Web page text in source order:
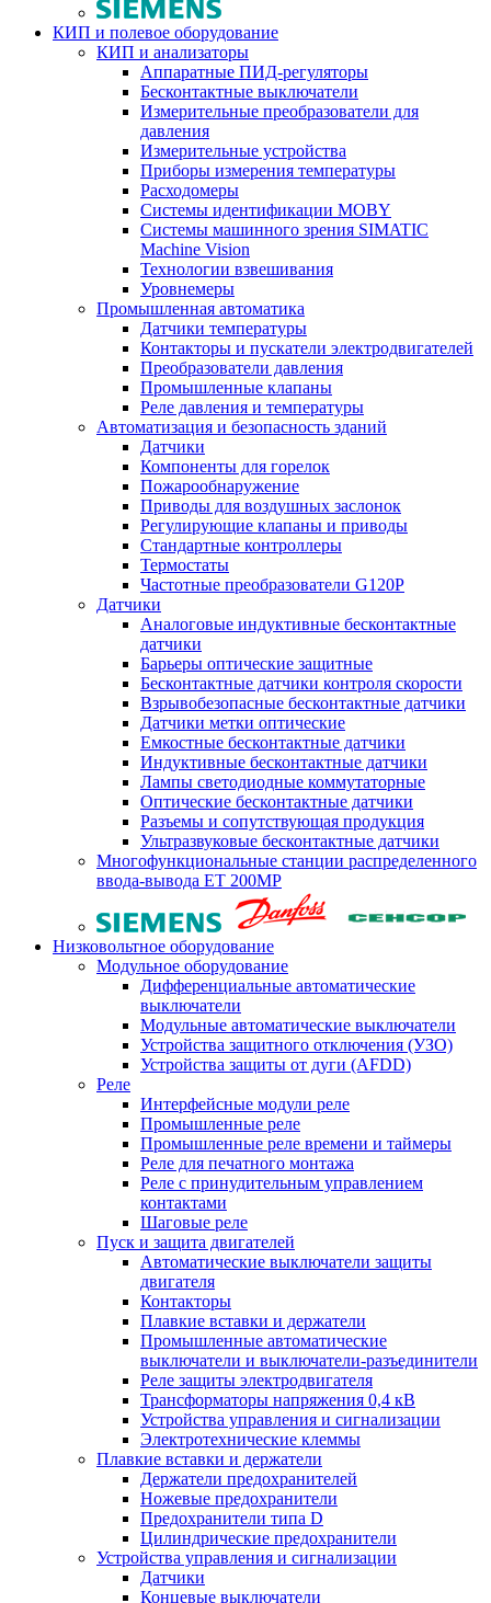
КИП и полевое оборудование
КИП и анализаторы
Аппаратные ПИД-регуляторы
Бесконтактные выключатели
Измерительные преобразователи для
давления
Измерительные устройства
Приборы измерения температуры
Расходомеры
Системы идентификации MOBY
Системы машинного зрения SIMATIC
Machine Vision
Технологии взвешивания
Уровнемеры
Промышленная автоматика
Датчики температуры
Контакторы и пускатели электродвигателей
Преобразователи давления
Промышленные клапаны
Реле давления и температуры
Автоматизация и безопасность зданий
Датчики
Компоненты для горелок
Пожарообнаружение
Приводы для воздушных заслонок
Регулирующие клапаны и приводы
Стандартные контроллеры
Термостаты
Частотные преобразователи G120P
Датчики
Аналоговые индуктивные бесконтактные
датчики
Барьеры оптические защитные
Бесконтактные датчики контроля скорости
Взрывобезопасные бесконтактные датчики
Датчики метки оптические
Емкостные бесконтактные датчики
Индуктивные бесконтактные датчики
Лампы светодиодные коммутаторные
Оптические бесконтактные датчики
Разъемы и сопутствующая продукция
Ультразвуковые бесконтактные датчики
Многофункциональные станции распределенного
ввода-вывода ET 200MP
Низковольтное оборудование
Модульное оборудование
Дифференциальные автоматические
выключатели
Модульные автоматические выключатели
Устройства защитного отключения (УЗО)
Устройства защиты от дуги (AFDD)
Реле
Интерфейсные модули реле
Промышленные реле
Промышленные реле времени и таймеры
Реле для печатного монтажа
Реле с принудительным управлением
контактами
Шаговые реле
Пуск и защита двигателей
Автоматические выключатели защиты
двигателя
Контакторы
Плавкие вставки и держатели
Промышленные автоматические
выключатели и выключатели-разъединители
Реле защиты электродвигателя
Трансформаторы напряжения 0,4 кВ
Устройства управления и сигнализации
Электротехнические клеммы
Плавкие вставки и держатели
Держатели предохранителей
Ножевые предохранители
Предохранители типа D
Цилиндрические предохранители
Устройства управления и сигнализации
Датчики
Концевые выключатели